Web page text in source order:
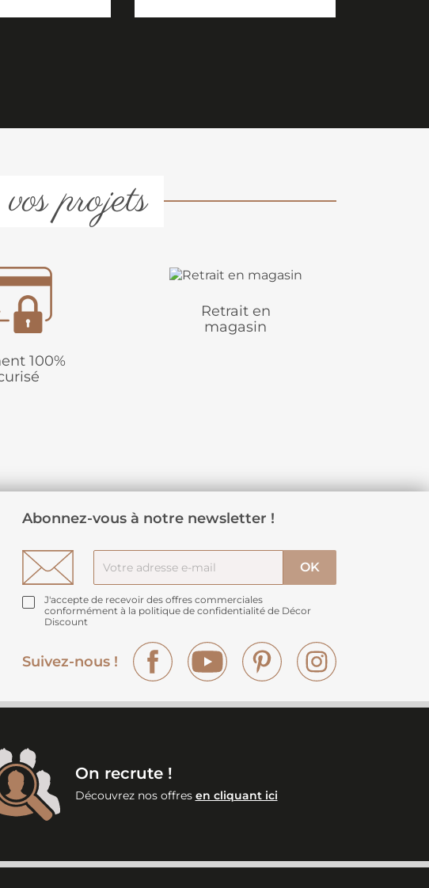
projets
100%
Retrait en
magasin
Abonnez-vous à notre newsletter !
J'accepte de recevoir des offres commerciales
conformément à la politique de confidentialité de Décor
Discount
Suivez-nous !
Facebook YouTube Pinterest
On recrute !
Découvrez nos offres en cliquant ici